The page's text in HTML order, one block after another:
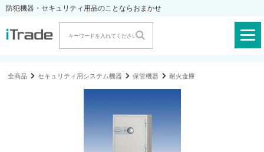
防犯機器・セキュリティ用品のことならおまかせ
全商品 セキュリティ用システム機器 保管機器 耐火金庫